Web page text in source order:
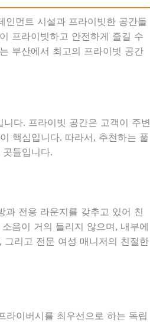
인먼트 시설과 프라이빗한 공간들
프라이빗하고 안전하게 즐길 수
부산에서 최고의 프라이빗 공간
다. 프라이빗 공간은 고객이 주변
핵심입니다. 따라서, 추천하는 풀
들입니다.
과 전용 라운지를 갖추고 있어 친
음이 거의 들리지 않으며, 내부에
리고 전문 여성 매니저의 친절한
라이버시를 최우선으로 하는 독립